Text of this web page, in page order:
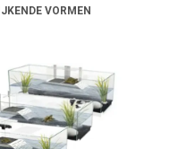
VORMEN